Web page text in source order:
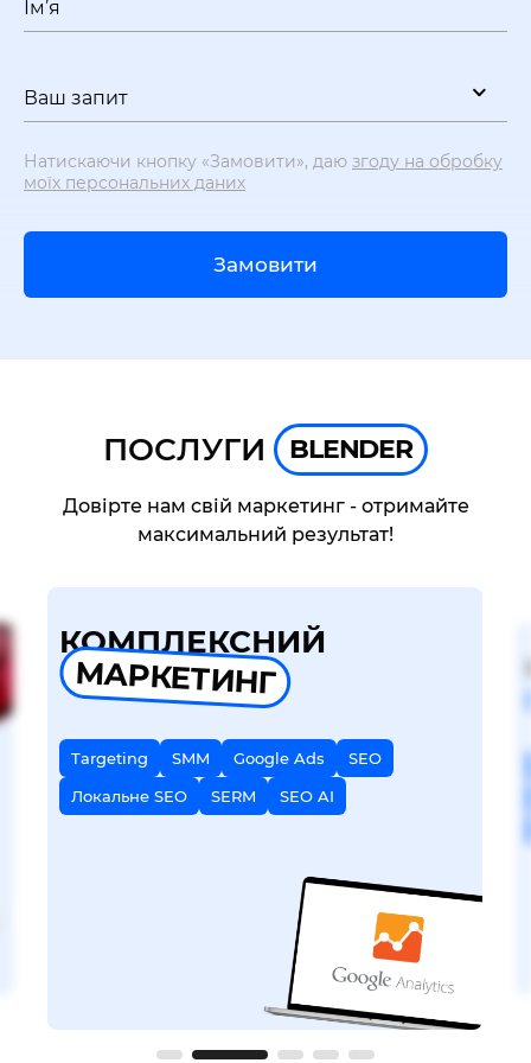
Ім’я
Ваш запит
Натискаючи кнопку «Замовити», даю згоду на обробку
моїх персональних даних
Замовити
ПОСЛУГИ BLENDER
Довірте нам свій маркетинг - отримайте
максимальний результат!
КОМПЛЕКСНИЙ
МАРКЕТИНГ
Targeting SMM Google Ads
SEO
Локальне SEO
SERM SEO AI